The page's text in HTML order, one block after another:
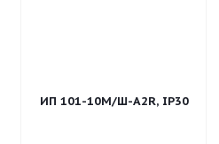
ИП 101-10М/Ш-A2R, IP30